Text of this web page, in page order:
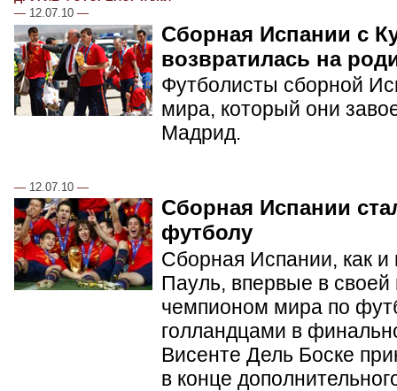
— 12.07.10 —
Сборная Испании с
возвратилась на
Футболисты сборной
мира, который они
Мадрид.
— 12.07.10 —
Сборная Испании
футболу
Сборная Испании, как и
Пауль, впервые в своей
чемпионом мира по
голландцами в
Висенте Дель Боске
в конце